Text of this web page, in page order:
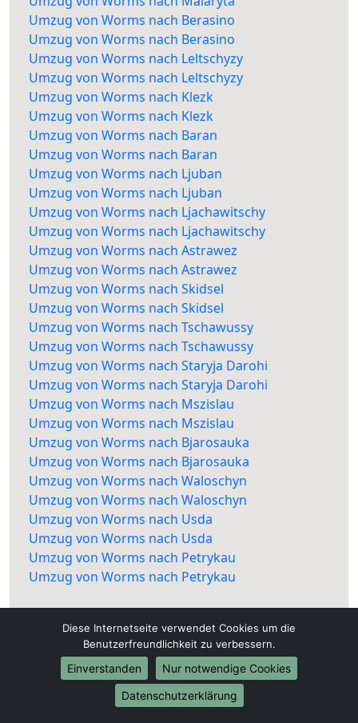
Umzug von Worms nach Berasino
Umzug von Worms nach Berasino
Umzug von Worms nach Leltschyzy
Umzug von Worms nach Leltschyzy
Umzug von Worms nach Klezk
Umzug von Worms nach Klezk
Umzug von Worms nach Baran
Umzug von Worms nach Baran
Umzug von Worms nach Ljuban
Umzug von Worms nach Ljuban
Umzug von Worms nach Ljachawitschy
Umzug von Worms nach Ljachawitschy
Umzug von Worms nach Astrawez
Umzug von Worms nach Astrawez
Umzug von Worms nach Skidsel
Umzug von Worms nach Skidsel
Umzug von Worms nach Tschawussy
Umzug von Worms nach Tschawussy
Umzug von Worms nach Staryja Darohi
Umzug von Worms nach Staryja Darohi
Umzug von Worms nach Mszislau
Umzug von Worms nach Mszislau
Umzug von Worms nach Bjarosauka
Umzug von Worms nach Bjarosauka
Umzug von Worms nach Waloschyn
Umzug von Worms nach Waloschyn
Umzug von Worms nach Usda
Umzug von Worms nach Usda
Umzug von Worms nach Petrykau
Umzug von Worms nach Petrykau
Diese Internetseite verwendet Cookies um die
Benutzerfreundlichkeit zu verbessern.
Einverstanden
Nur notwendige Cookies
Datenschutzerklärung